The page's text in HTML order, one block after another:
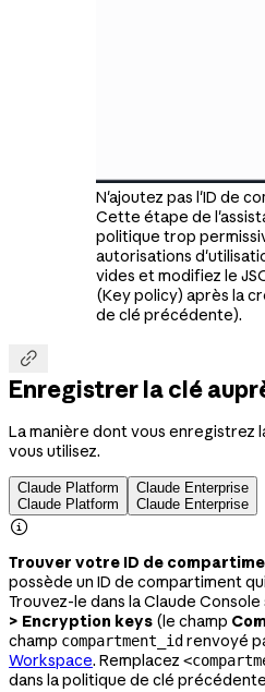
N'ajoutez pas l'ID de
Cette étape de
politique trop
autorisations
vides et modifiez le
(Key policy) après la
de clé précédente).

Enregistrer la clé
La manière dont vous enregistrez
vous utilisez.
Claude Platform
Claude Platform
Claude Enterprise
Claude Enterprise

Trouver votre ID de
possède un ID de compartiment
Trouvez-le dans la Claude Console
> Encryption keys (le champ
champ compartment_id renvoyé
Workspace. Remplacez
dans la politique de clé